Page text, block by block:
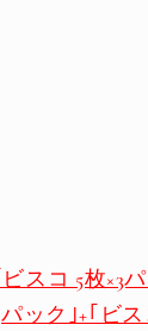
スコ 5枚×3
ック｣+｢ビ